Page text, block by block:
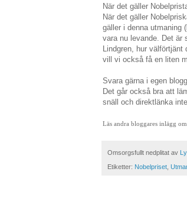
När det gäller
När det gäller
gäller i denna utmaning
vara nu levande. Det är
Lindgren, hur välförtjänt
vill vi också få en liten
Svara gärna i egen
Det går också bra att
snäll och direktlänka
Läs andra bloggares inlägg om
Omsorgsfullt nedplitat av
Etiketter: Nobelpriset